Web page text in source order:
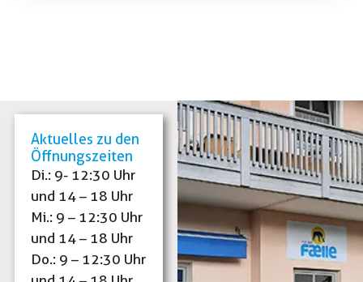
Aktuelles zu den
Öffnungszeiten
Di.: 9- 12:30 Uhr
und 14 – 18 Uhr
Mi.: 9 – 12:30 Uhr
und 14 – 18 Uhr
Do.: 9 – 12:30 Uhr